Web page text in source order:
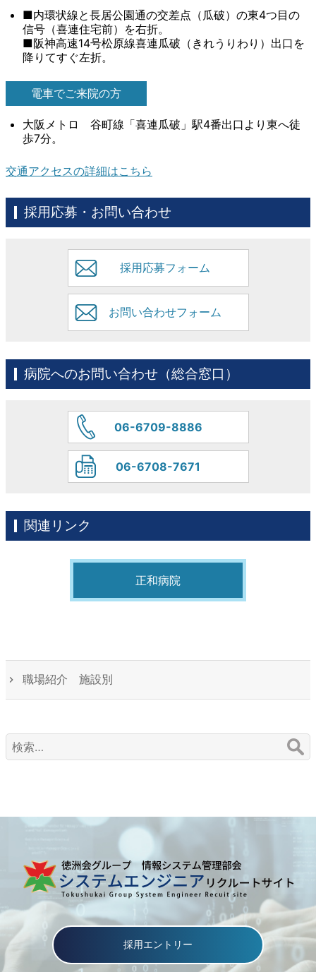
■内環状線と長居公園通の交差点（瓜破）の東4つ目の
信号（喜連住宅前）を右折。
■阪神高速14号松原線喜連瓜破（きれうりわり）出口を
降りてすぐ左折。
電車でご来院の方
大阪メトロ 谷町線「喜連瓜破」駅4番出口より東へ徒
歩7分。
交通アクセスの詳細はこちら
採用応募・お問い合わせ
採用応募フォーム
お問い合わせフォーム
病院へのお問い合わせ（総合窓口）
06-6709-8886
06-6708-7671
関連リンク
正和病院
職場紹介 施設別
検
索:
採用エントリー